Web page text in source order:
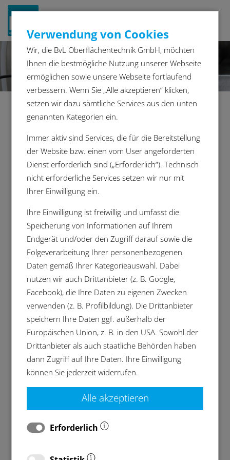
Libelle Fluid Control
Überwachung des Badzustands
Jeder Reinigungsvorgang benötigt ausreichend
sauberes Reinigungsmedium. Ist das Bad
verbraucht, kann keine ausreichende Reinigung
mehr erreicht werden. Für den Betreiber der
Reinigungsanlage ist es also unerlässlich, den
Badzustand zu kennen. Nur so kann er eine
konstante Bauteilsauberkeit gewährleisten. Die
Libelle Fluid Control misst permanent den
Badzustand. Die Ausgabe der Ergebnisdaten
erfolgt über die Anlagensteuerung oder optional
über die Libelle Data Control.
Für die Darstellung und Wiedergabe von YouTube-
Videos ist das Akzeptieren derMarketing-Cookies
erforderlich. Weitere Informationen entnehmen Sie
unsererDatenschutzerklärung
Verwendung von Cookies
Wir, die BvL Oberflächentechnik GmbH, möchten
Ihnen die bestmögliche Nutzung unserer Webseite
ermöglichen sowie unsere Webseite fortlaufend
verbessern. Wenn Sie „Alle akzeptieren“ klicken,
setzen wir dazu sämtliche Services aus den unten
genannten Kategorien ein.
Immer aktiv sind Services, die für die Bereitstellung
der Website bzw. einen vom User angeforderten
Dienst erforderlich sind („Erforderlich“). Technisch
nicht erforderliche Services setzen wir nur mit
Ihrer Einwilligung ein.
Ihre Einwilligung ist freiwillig und umfasst die
Speicherung von Informationen auf Ihrem
Endgerät und/oder den Zugriff darauf sowie die
Folgeverarbeitung Ihrer personenbezogenen
Daten gemäß Ihrer Kategorieauswahl. Dabei
nutzen wir auch Drittanbieter (z. B. Google,
Facebook), die Ihre Daten zu eigenen Zwecken
verwenden (z. B. Profilbildung). Die Drittanbieter
speichern Ihre Daten ggf. außerhalb der
Europäischen Union, z. B. in den USA. Sowohl der
Drittanbieter als auch staatliche Behörden haben
dann Zugriff auf Ihre Daten. Ihre Einwilligung
können Sie jederzeit widerrufen.
Alle akzeptieren
Erforderlich